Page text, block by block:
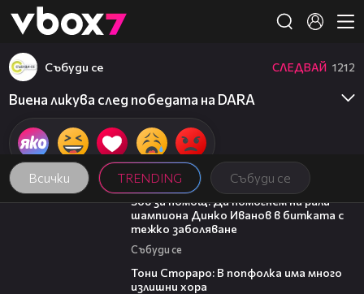
👾
Всички TRENDING Събуди се
Събуди се СЛЕДВАЙ 1212
Виена ликува след победата на DARA
03:29
Зов за помощ: Да помогнем на рали
шампиона Динко Иванов в битката с
тежко заболяване
Събуди се
Тони Стораро: В попфолка има много
излишни хора